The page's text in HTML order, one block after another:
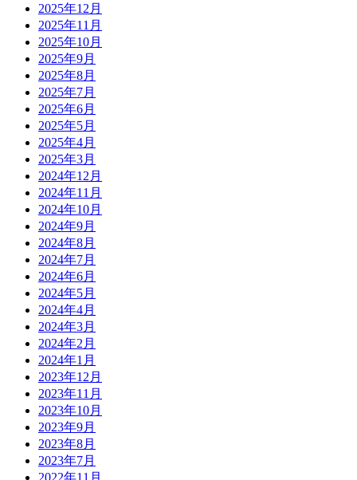
2025年12月
2025年11月
2025年10月
2025年9月
2025年8月
2025年7月
2025年6月
2025年5月
2025年4月
2025年3月
2024年12月
2024年11月
2024年10月
2024年9月
2024年8月
2024年7月
2024年6月
2024年5月
2024年4月
2024年3月
2024年2月
2024年1月
2023年12月
2023年11月
2023年10月
2023年9月
2023年8月
2023年7月
2022年11月